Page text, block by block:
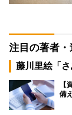
注目の著者・
藤川里絵「さ
【
備